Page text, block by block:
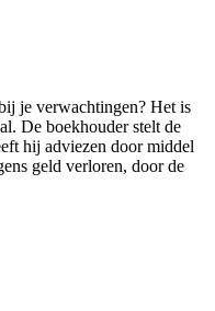
je verwachtingen? Het is
De boekhouder stelt de
hij adviezen door middel
geld verloren, door de